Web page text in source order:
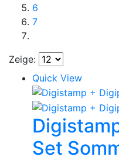
6
7
Zeige:
Quick View
Set